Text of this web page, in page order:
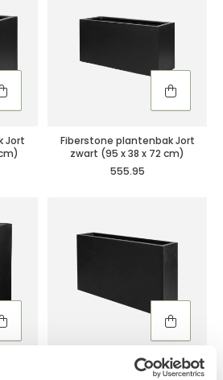
Jort
Fiberstone plantenbak Jort
zwart (95 x 38 x 72 cm)
555.95
Fiberstone plantenbak Jort